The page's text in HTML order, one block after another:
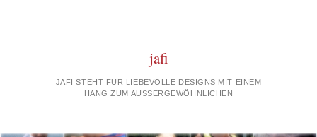
jafi
JAFI STEHT FÜR LIEBEVOLLE DESIGNS MIT EINEM
HANG ZUM AUSSERGEWÖHNLICHEN